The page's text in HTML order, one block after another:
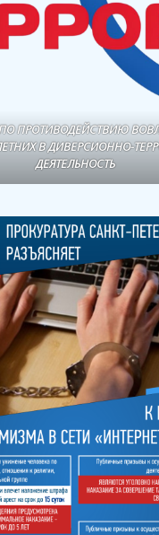
ПРОТИВОДЕЙСТВИЮ
В ДИВЕРСИОННО-
ДЕЯТЕЛЬНОСТЬ